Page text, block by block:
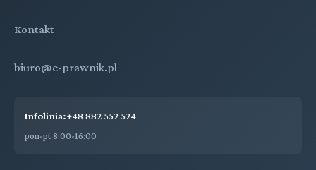
Kontakt
biuro@e-prawnik.pl
Infolinia:+48 882 552 524
pon-pt 8:00-16:00